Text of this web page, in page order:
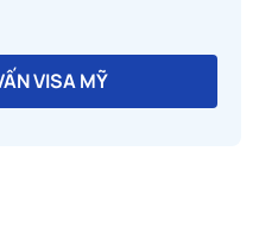
VISA MỸ